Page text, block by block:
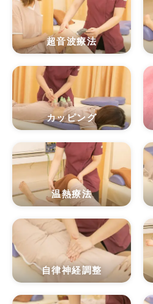
超音波療法
カッピング
温熱療法
自律神経調整